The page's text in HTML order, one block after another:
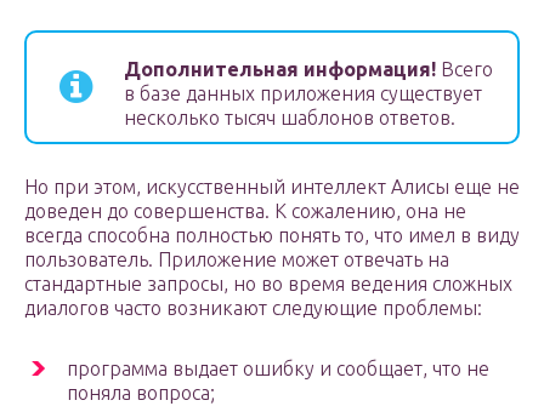
Дополнительная информация! Всего
в базе данных приложения существует
несколько тысяч шаблонов ответов.
Но при этом, искусственный интеллект Алисы еще не
доведен до совершенства. К сожалению, она не
всегда способна полностью понять то, что имел в виду
пользователь. Приложение может отвечать на
стандартные запросы, но во время ведения сложных
диалогов часто возникают следующие проблемы:
программа выдает ошибку и сообщает, что не
поняла вопроса;